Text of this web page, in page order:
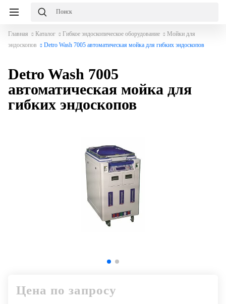
Главная Каталог Гибкое эндоскопическое оборудование
Мойки для
эндоскопов
Detro Wash 7005 автоматическая мойка для гибких эндоскопов
Detro Wash 7005
автоматическая мойка для
гибких эндоскопов
Цена по запросу